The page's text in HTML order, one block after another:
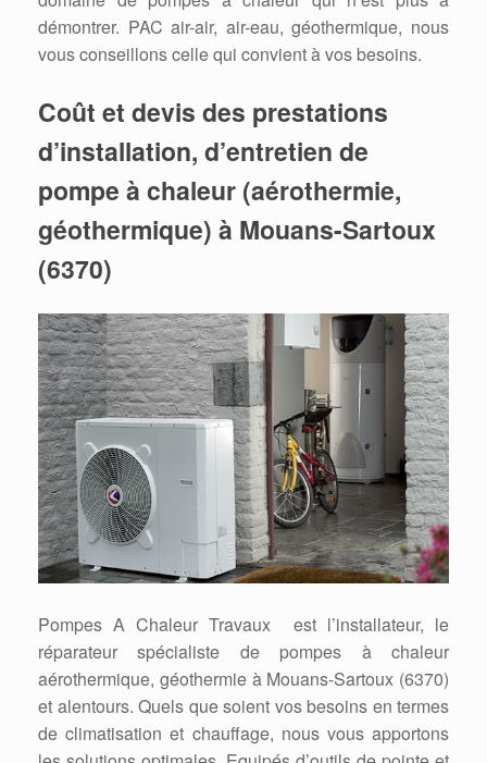
démontrer. PAC air-air, air-eau, géothermique, nous
vous conseillons celle qui convient à vos besoins.
Coût et devis des prestations
d’installation, d’entretien de
pompe à chaleur (aérothermie,
géothermique) à Mouans-Sartoux
(6370)
Pompes A Chaleur Travaux est l’installateur, le
réparateur spécialiste de pompes à chaleur
aérothermique, géothermie à Mouans-Sartoux (6370)
et alentours. Quels que soient vos besoins en termes
de climatisation et chauffage, nous vous apportons